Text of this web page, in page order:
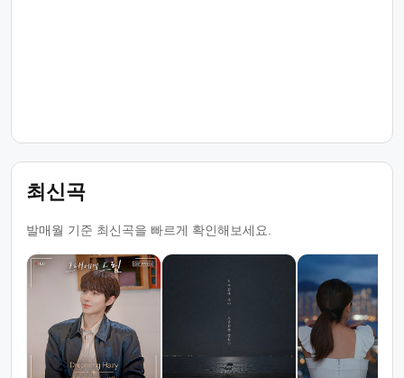
최신곡
발매월 기준 최신곡을 빠르게 확인해보세요.